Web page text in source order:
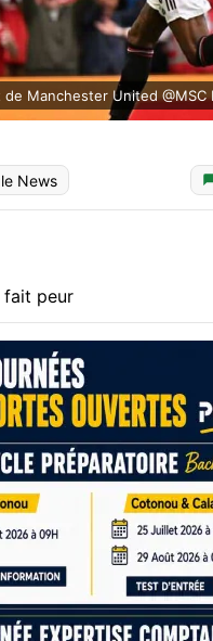
Manchester United @MSC
News
fait peur